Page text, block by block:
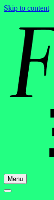
Skip to content
Menu